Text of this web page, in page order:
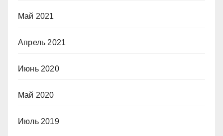
Май 2021
Апрель 2021
Июнь 2020
Май 2020
Июль 2019